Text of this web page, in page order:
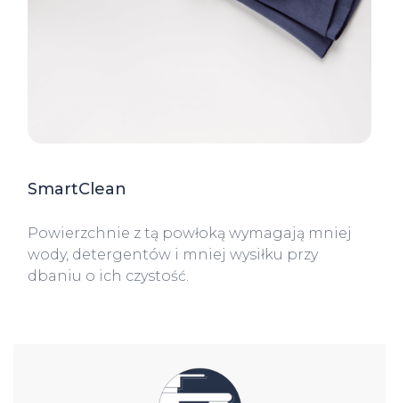
SmartClean
Powierzchnie z tą powłoką wymagają mniej
wody, detergentów i mniej wysiłku przy
dbaniu o ich czystość.